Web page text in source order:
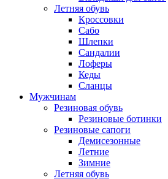
Летняя обувь
Кроссовки
Сабо
Шлепки
Сандалии
Лоферы
Кеды
Сланцы
Мужчинам
Резиновая обувь
Резиновые ботинки
Резиновые сапоги
Демисезонные
Летние
Зимние
Летняя обувь